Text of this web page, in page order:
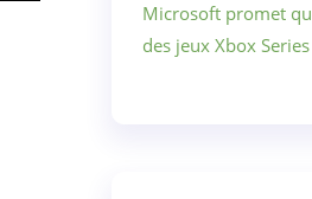
Microsoft promet
des jeux Xbox